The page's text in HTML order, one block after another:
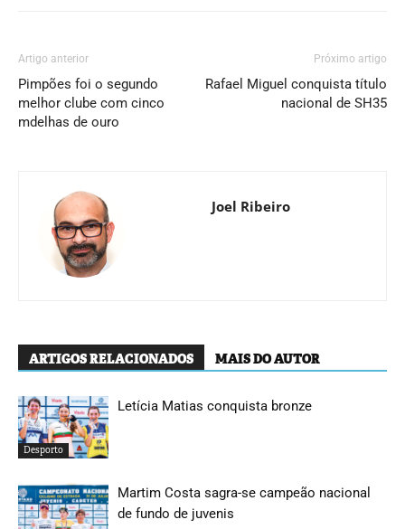
Artigo anterior
Pimpões foi o segundo
melhor clube com cinco
mdelhas de ouro
Próximo artigo
Rafael Miguel conquista título
nacional de SH35
Joel Ribeiro
ARTIGOS RELACIONADOS MAIS DO AUTOR
Desporto
Letícia Matias conquista bronze
Martim Costa sagra-se campeão nacional
de fundo de juvenis